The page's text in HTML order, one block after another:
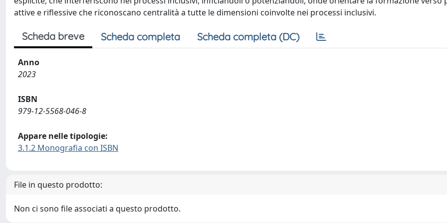
attive e riflessive che riconoscano centralità a tutte le dimensioni coinvolte nei processi inclusivi.
Scheda breve Scheda completa Scheda completa (DC)
Anno
2023
ISBN
979-12-5568-046-8
Appare nelle tipologie:
3.1.2 Monografia con ISBN
File in questo prodotto:
Non ci sono file associati a questo prodotto.